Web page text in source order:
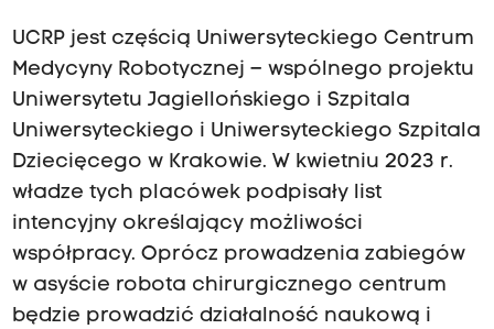
UCRP jest częścią Uniwersyteckiego Centrum
Medycyny Robotycznej – wspólnego projektu
Uniwersytetu Jagiellońskiego i Szpitala
Uniwersyteckiego i Uniwersyteckiego Szpitala
Dziecięcego w Krakowie. W kwietniu 2023 r.
władze tych placówek podpisały list
intencyjny określający możliwości
współpracy. Oprócz prowadzenia zabiegów
w asyście robota chirurgicznego centrum
będzie prowadzić działalność naukową i